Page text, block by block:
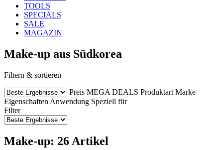
TOOLS
SPECIALS
SALE
MAGAZIN
Make-up aus Südkorea
Filtern & sortieren
Preis MEGA DEALS Produktart Marke
Eigenschaften Anwendung Speziell für
Filter
Make-up: 26 Artikel